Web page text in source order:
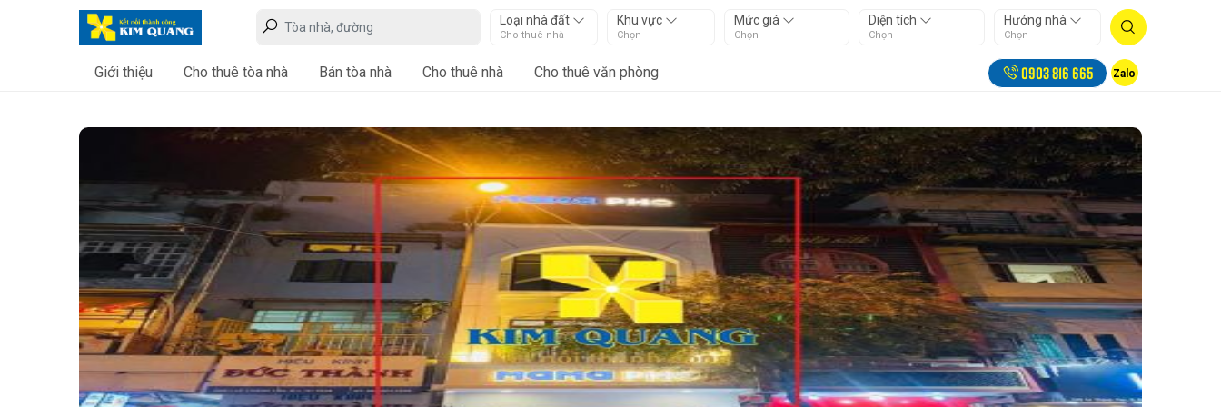
Loại nhà đất
Cho thuê nhà
Khu vực
Chọn
Mức giá
Chọn
Diện tích
Chọn
Hướng nhà
Chọn
Giới thiệu Cho thuê tòa nhà Bán tòa nhà Cho thuê nhà Cho thuê văn phòng 0903 816 665 Zalo